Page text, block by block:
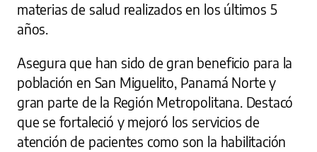
materias de salud realizados en los últimos 5
años.
Asegura que han sido de gran beneficio para la
población en San Miguelito, Panamá Norte y
gran parte de la Región Metropolitana. Destacó
que se fortaleció y mejoró los servicios de
atención de pacientes como son la habilitación